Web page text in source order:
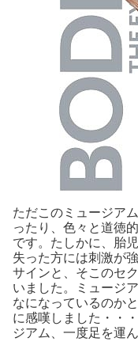
ただこのミュージア
ったり、色々と道徳
です。たしかに、胎
失った方には刺激が
サインと、そこのセ
いました。ミュージ
なになっているのか
に感嘆しました・・
ジアム、一度足を運